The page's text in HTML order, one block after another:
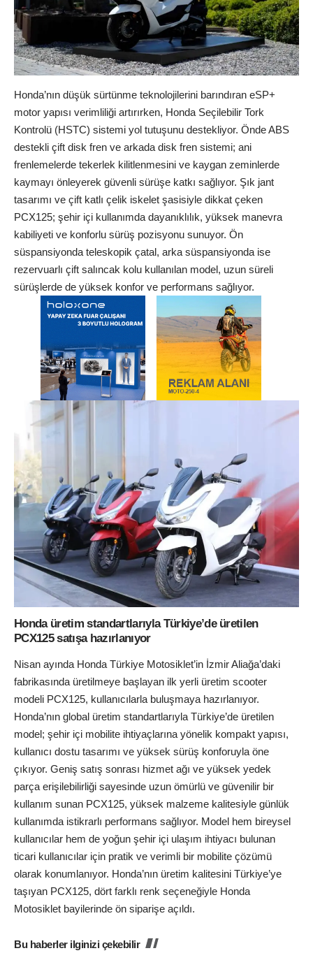
Honda’nın düşük sürtünme teknolojilerini barındıran eSP+
motor yapısı verimliliği artırırken, Honda Seçilebilir Tork
Kontrolü (HSTC) sistemi yol tutuşunu destekliyor. Önde ABS
destekli çift disk fren ve arkada disk fren sistemi; ani
frenlemelerde tekerlek kilitlenmesini ve kaygan zeminlerde
kaymayı önleyerek güvenli sürüşe katkı sağlıyor. Şık jant
tasarımı ve çift katlı çelik iskelet şasisiyle dikkat çeken
PCX125; şehir içi kullanımda dayanıklılık, yüksek manevra
kabiliyeti ve konforlu sürüş pozisyonu sunuyor. Ön
süspansiyonda teleskopik çatal, arka süspansiyonda ise
rezervuarlı çift salıncak kolu kullanılan model, uzun süreli
sürüşlerde de yüksek konfor ve performans sağlıyor.
Honda üretim standartlarıyla Türkiye’de üretilen
PCX125 satışa hazırlanıyor
Nisan ayında Honda Türkiye Motosiklet’in İzmir Aliağa’daki
fabrikasında üretilmeye başlayan ilk yerli üretim scooter
modeli PCX125, kullanıcılarla buluşmaya hazırlanıyor.
Honda’nın global üretim standartlarıyla Türkiye’de üretilen
model; şehir içi mobilite ihtiyaçlarına yönelik kompakt yapısı,
kullanıcı dostu tasarımı ve yüksek sürüş konforuyla öne
çıkıyor. Geniş satış sonrası hizmet ağı ve yüksek yedek
parça erişilebilirliği sayesinde uzun ömürlü ve güvenilir bir
kullanım sunan PCX125, yüksek malzeme kalitesiyle günlük
kullanımda istikrarlı performans sağlıyor. Model hem bireysel
kullanıcılar hem de yoğun şehir içi ulaşım ihtiyacı bulunan
ticari kullanıcılar için pratik ve verimli bir mobilite çözümü
olarak konumlanıyor. Honda’nın üretim kalitesini Türkiye’ye
taşıyan PCX125, dört farklı renk seçeneğiyle Honda
Motosiklet bayilerinde ön siparişe açıldı.
Bu haberler ilginizi çekebilir